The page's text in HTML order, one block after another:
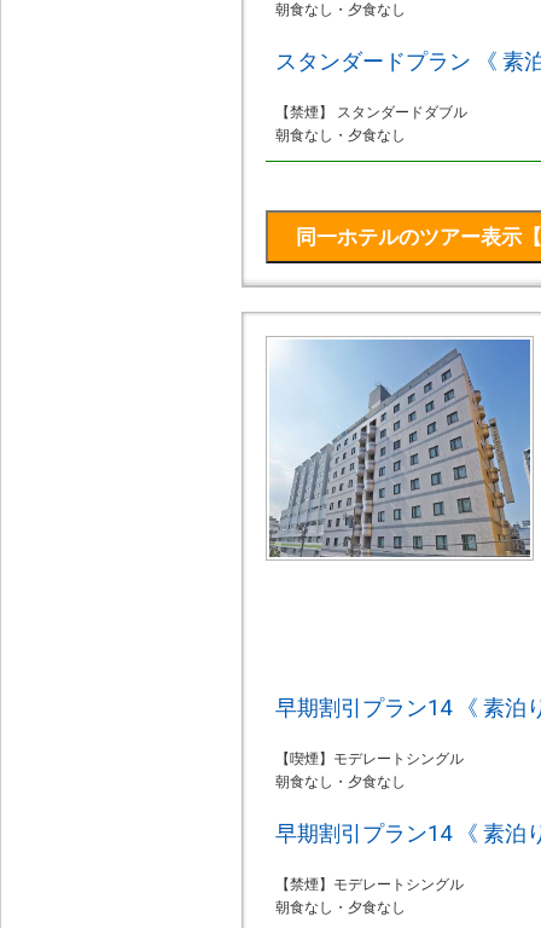
朝食なし・夕食なし
スタンダードプラン 《 素
【禁煙】 スタンダードダブル
朝食なし・夕食なし
早期割引プラン14 《 素泊
【喫煙】モデレートシングル
朝食なし・夕食なし
早期割引プラン14 《 素泊
【禁煙】モデレートシングル
朝食なし・夕食なし